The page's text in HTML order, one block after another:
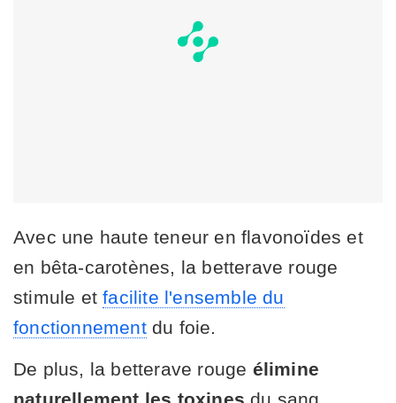
Avec une haute teneur en flavonoïdes et
en bêta-carotènes, la betterave rouge
stimule etfacilite l'ensemble du
fonctionnementdu foie.
De plus, la betterave rouge élimine